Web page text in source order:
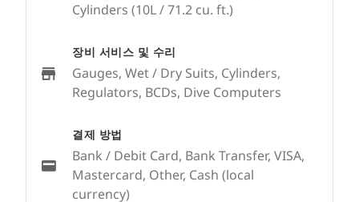
Cylinders (10L / 71.2 cu. ft.)
장비 서비스 및 수리
Gauges, Wet / Dry Suits, Cylinders,
Regulators, BCDs, Dive Computers
결제 방법
Bank / Debit Card, Bank Transfer, VISA,
Mastercard, Other, Cash (local
currency)